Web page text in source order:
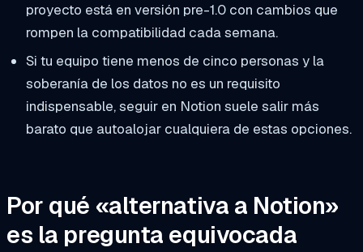
proyecto está en versión pre-1.0 con cambios que
rompen la compatibilidad cada semana.
Si tu equipo tiene menos de cinco personas y la
soberanía de los datos no es un requisito
indispensable, seguir en Notion suele salir más
barato que autoalojar cualquiera de estas opciones.
Por qué «alternativa a Notion»
es la pregunta equivocada